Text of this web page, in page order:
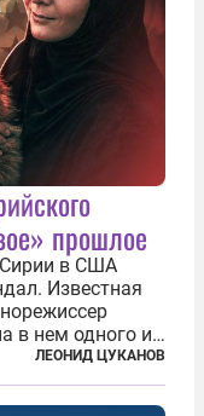
прошлое
в США
Известная
в нем одного из
Алеппо в
что Канатри, в
ЛЕОНИД ЦУКАНОВ